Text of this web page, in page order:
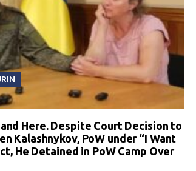
Here. Despite Court Decision to
Kalashnykov, PoW under “I Want
He Detained in PoW Camp Over